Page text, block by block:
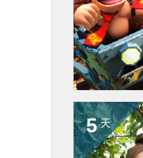
5 天